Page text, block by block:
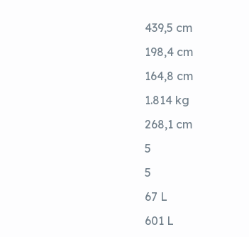
439,5 cm
198,4 cm
164,8 cm
1.814 kg
268,1 cm
5
5
67 L
601 L